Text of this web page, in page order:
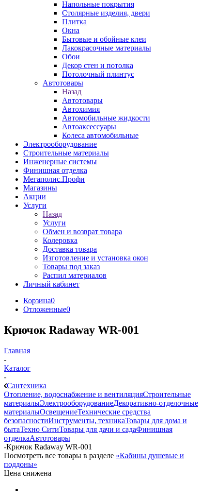
Напольные покрытия
Столярные изделия, двери
Плитка
Окна
Бытовые и обойные клеи
Лакокрасочные материалы
Обои
Декор стен и потолка
Потолочный плинтус
Автотовары
Назад
Автотовары
Автохимия
Автомобильные жидкости
Автоаксессуары
Колеса автомобильные
Электрооборудование
Строительные материалы
Инженерные системы
Финишная отделка
Мегаполис.Профи
Магазины
Акции
Услуги
Назад
Услуги
Обмен и возврат товара
Колеровка
Доставка товара
Изготовление и установка окон
Товары под заказ
Распил материалов
Личный кабинет
Корзина0
Отложенные0
Крючок Radaway WR-001
Главная
-
Каталог
-
Сантехника
Отопление, водоснабжение и вентиляцияСтроительные
материалыЭлектрооборудованиеДекоративно-отделочные
материалыОсвещениеТехнические средства
безопасностиИнструменты, техникаТовары для дома и
бытаТехно СитиТовары для дачи и садаФинишная
отделкаАвтотовары
-Крючок Radaway WR-001
Посмотреть все товары в разделе «Кабины душевые и
поддоны»
Цена снижена